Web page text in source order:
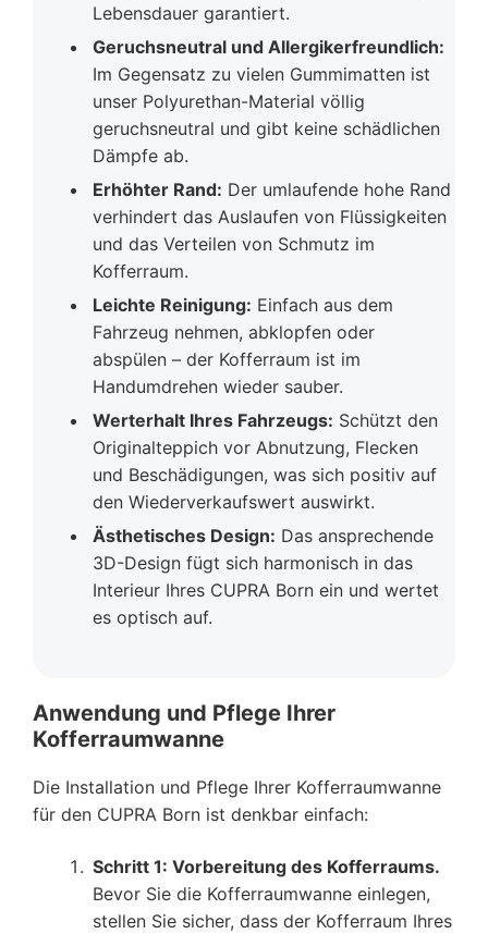
Lebensdauer garantiert.
Geruchsneutral und Allergikerfreundlich:
Im Gegensatz zu vielen Gummimatten ist
unser Polyurethan-Material völlig
geruchsneutral und gibt keine schädlichen
Dämpfe ab.
Erhöhter Rand: Der umlaufende hohe Rand
verhindert das Auslaufen von Flüssigkeiten
und das Verteilen von Schmutz im
Kofferraum.
Leichte Reinigung: Einfach aus dem
Fahrzeug nehmen, abklopfen oder
abspülen – der Kofferraum ist im
Handumdrehen wieder sauber.
Werterhalt Ihres Fahrzeugs: Schützt den
Originalteppich vor Abnutzung, Flecken
und Beschädigungen, was sich positiv auf
den Wiederverkaufswert auswirkt.
Ästhetisches Design: Das ansprechende
3D-Design fügt sich harmonisch in das
Interieur Ihres CUPRA Born ein und wertet
es optisch auf.
Anwendung und Pflege Ihrer
Kofferraumwanne
Die Installation und Pflege Ihrer Kofferraumwanne
für den CUPRA Born ist denkbar einfach:
Schritt 1: Vorbereitung des Kofferraums.
Bevor Sie die Kofferraumwanne einlegen,
stellen Sie sicher, dass der Kofferraum Ihres